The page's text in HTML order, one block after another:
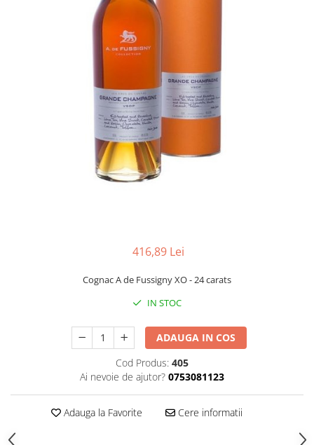
416,89 Lei
Cognac A de Fussigny XO - 24 carats
IN STOC
ADAUGA IN COS
Cod Produs: 405
Ai nevoie de ajutor? 0753081123
Adauga la Favorite Cere informatii